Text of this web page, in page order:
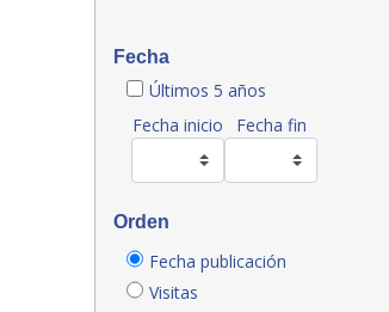
Fecha
Últimos 5 años
Fecha inicio
Fecha fin
Orden
Fecha publicación
Visitas